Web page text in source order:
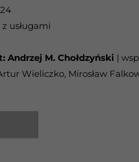
usługami
M. Chołdzyński |
Wieliczko, Mirosław